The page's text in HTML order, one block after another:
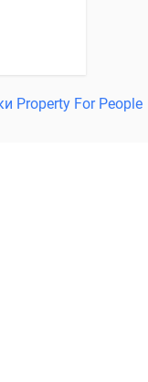
Property For People